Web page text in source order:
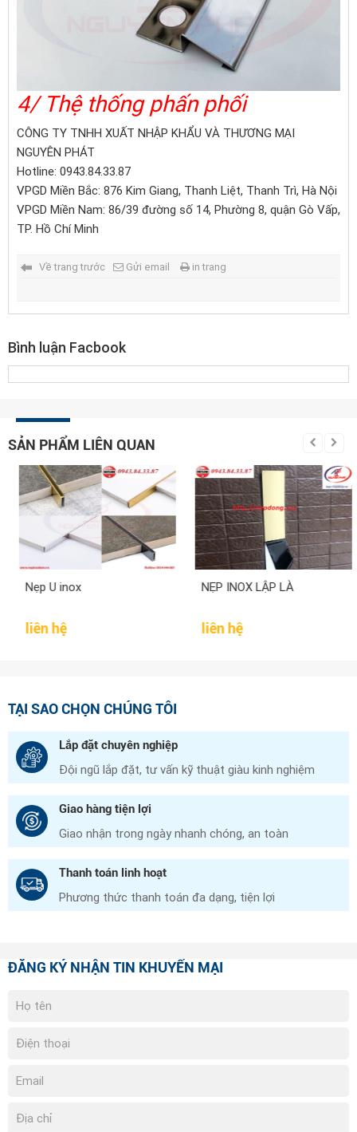
4/ Thệ thống phấn phối
CÔNG TY TNHH XUẤT NHẬP KHẨU VÀ THƯƠNG MẠI
NGUYÊN PHÁT
Hotline: 0943.84.33.87
VPGD Miền Bắc: 876 Kim Giang, Thanh Liệt, Thanh Trì, Hà Nội
VPGD Miền Nam: 86/39 đường số 14, Phường 8, quận Gò Vấp,
TP. Hồ Chí Minh
Về trang trước Gửi email in trang
Bình luận Facbook
SẢN PHẨM LIÊN QUAN
Nẹp U inox
liên hệ
NẸP INOX LẬP LÀ
liên hệ
TẠI SAO CHỌN CHÚNG TÔI
Lắp đặt chuyên nghiệp
Đội ngũ lắp đặt, tư vấn kỹ thuật giàu kinh nghiệm
Giao hàng tiện lợi
Giao nhận trong ngày nhanh chóng, an toàn
Thanh toán linh hoạt
Phương thức thanh toán đa dạng, tiện lợi
ĐĂNG KÝ NHẬN TIN KHUYẾN MẠI